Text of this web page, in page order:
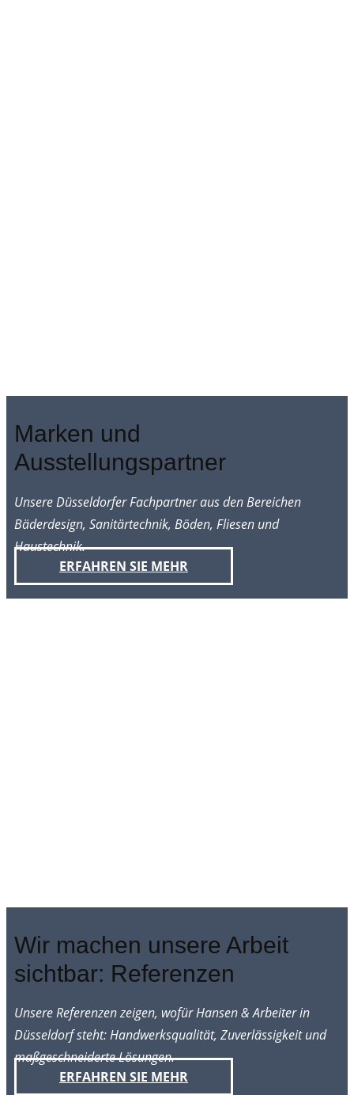
Marken und
Ausstellungspartner
Unsere Düsseldorfer Fachpartner aus den Bereichen
Bäderdesign, Sanitärtechnik, Böden, Fliesen und
Haustechnik.
ERFAHREN SIE MEHR
Wir machen unsere Arbeit
sichtbar: Referenzen
Unsere Referenzen zeigen, wofür Hansen & Arbeiter in
Düsseldorf steht: Handwerksqualität, Zuverlässigkeit und
maßgeschneiderte Lösungen.
ERFAHREN SIE MEHR